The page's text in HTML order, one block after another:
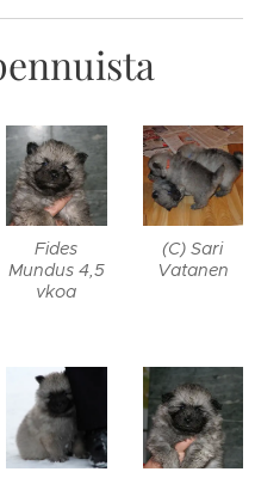
Fides
Mundus 4,5
vkoa
(C) Sari
Vatanen